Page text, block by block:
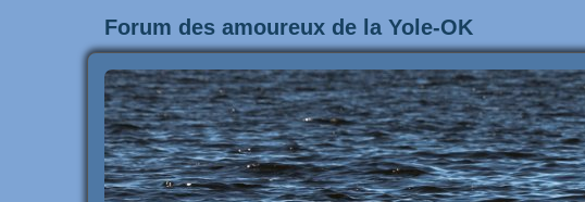
Forum des amoureux de la Yole-OK